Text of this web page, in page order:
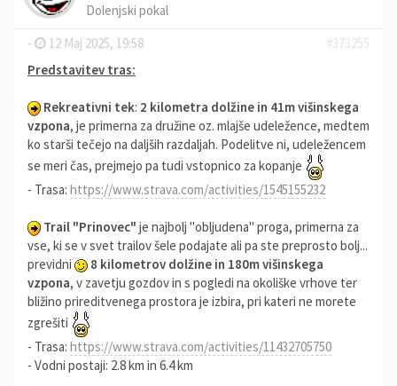
Dolenjski pokal
-
12 Maj 2025, 19:58
#373255
Predstavitev tras:
Rekreativni tek: 2 kilometra dolžine in 41m višinskega
vzpona, je primerna za družine oz. mlajše udeležence, medtem
ko starši tečejo na daljših razdaljah. Podelitve ni, udeležencem
se meri čas, prejmejo pa tudi vstopnico za kopanje
- Trasa: https://www.strava.com/activities/1545155232
Trail "Prinovec" je najbolj "obljudena" proga, primerna za
vse, ki se v svet trailov šele podajate ali pa ste preprosto bolj...
previdni
8 kilometrov dolžine in 180m višinskega
vzpona, v zavetju gozdov in s pogledi na okoliške vrhove ter
bližino prireditvenega prostora je izbira, pri kateri ne morete
zgrešiti
- Trasa: https://www.strava.com/activities/11432705750
- Vodni postaji: 2.8 km in 6.4 km